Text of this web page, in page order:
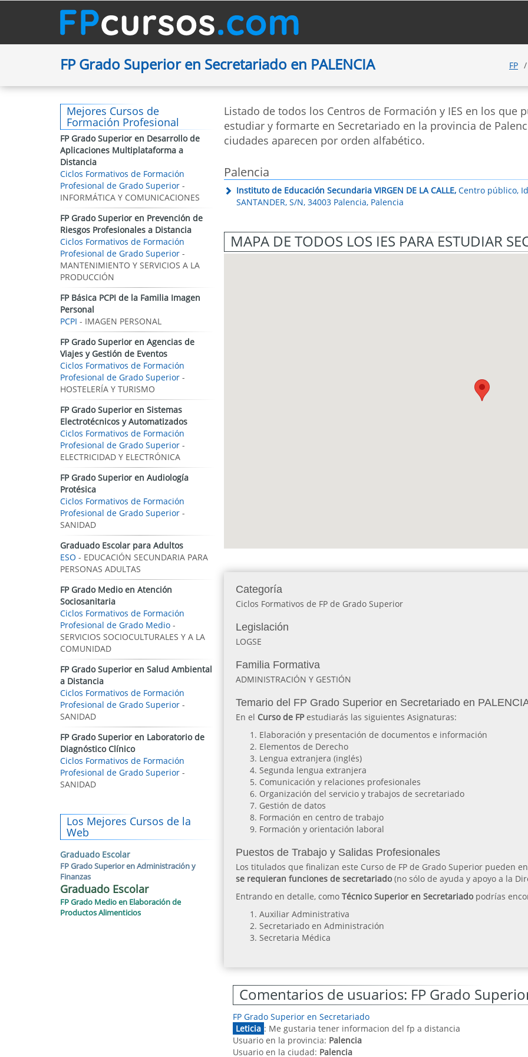
FP Grado Superior en Secretariado en PALENCIA FP
Listado de todos los Centros de Formación y IES en los que
estudiar y formarte en Secretariado en la provincia de
ciudades aparecen por orden alfabético.
Palencia
Instituto de Educación Secundaria VIRGEN DE LA CALLE, Centro público, Id
SANTANDER, S/N, 34003 Palencia, Palencia
MAPA DE TODOS LOS IES PARA ESTUDIAR
Categoría
Ciclos Formativos de FP de Grado Superior
Legislación
LOGSE
Familia Formativa
ADMINISTRACIÓN Y GESTIÓN
Temario del FP Grado Superior en Secretariado en
En el Curso de FPestudiarás las siguientes Asignaturas:
Elaboración y presentación de documentos e información
Elementos de Derecho
Lengua extranjera (inglés)
Segunda lengua extranjera
Comunicación y relaciones profesionales
Organización del servicio y trabajos de secretariado
Gestión de datos
Formación en centro de trabajo
Formación y orientación laboral
Puestos de Trabajo y Salidas Profesionales
Los titulados que finalizan este Curso de FP de Grado Superior pueden
se requieran funciones de secretariado(no sólo de ayuda y apoyo a la
Entrando en detalle, como Técnico Superior en Secretariadopodrías
Auxiliar Administrativa
Secretariado en Administración
Secretaria Médica
Comentarios de usuarios: FP Grado
FP Grado Superior en Secretariado
Leticia : Me gustaria tener informacion del fp a distancia
Usuario en la provincia: Palencia
Usuario en la ciudad: Palencia
Mejores Cursos de
Formación Profesional
FP Grado Superior en Desarrollo de
Aplicaciones Multiplataforma a
Distancia
Ciclos Formativos de Formación
Profesional de Grado Superior -
INFORMÁTICA Y COMUNICACIONES
FP Grado Superior en Prevención de
Riesgos Profesionales a Distancia
Ciclos Formativos de Formación
Profesional de Grado Superior -
MANTENIMIENTO Y SERVICIOS A LA
PRODUCCIÓN
FP Básica PCPI de la Familia Imagen
Personal
PCPI - IMAGEN PERSONAL
FP Grado Superior en Agencias de
Viajes y Gestión de Eventos
Ciclos Formativos de Formación
Profesional de Grado Superior -
HOSTELERÍA Y TURISMO
FP Grado Superior en Sistemas
Electrotécnicos y Automatizados
Ciclos Formativos de Formación
Profesional de Grado Superior -
ELECTRICIDAD Y ELECTRÓNICA
FP Grado Superior en Audiología
Protésica
Ciclos Formativos de Formación
Profesional de Grado Superior -
SANIDAD
Graduado Escolar para Adultos
ESO - EDUCACIÓN SECUNDARIA PARA
PERSONAS ADULTAS
FP Grado Medio en Atención
Sociosanitaria
Ciclos Formativos de Formación
Profesional de Grado Medio -
SERVICIOS SOCIOCULTURALES Y A LA
COMUNIDAD
FP Grado Superior en Salud Ambiental
a Distancia
Ciclos Formativos de Formación
Profesional de Grado Superior -
SANIDAD
FP Grado Superior en Laboratorio de
Diagnóstico Clínico
Ciclos Formativos de Formación
Profesional de Grado Superior -
SANIDAD
Los Mejores Cursos de la
Web
Graduado Escolar
FP Grado Superior en Administración y
Finanzas
Graduado Escolar
FP Grado Medio en Elaboración de
Productos Alimenticios